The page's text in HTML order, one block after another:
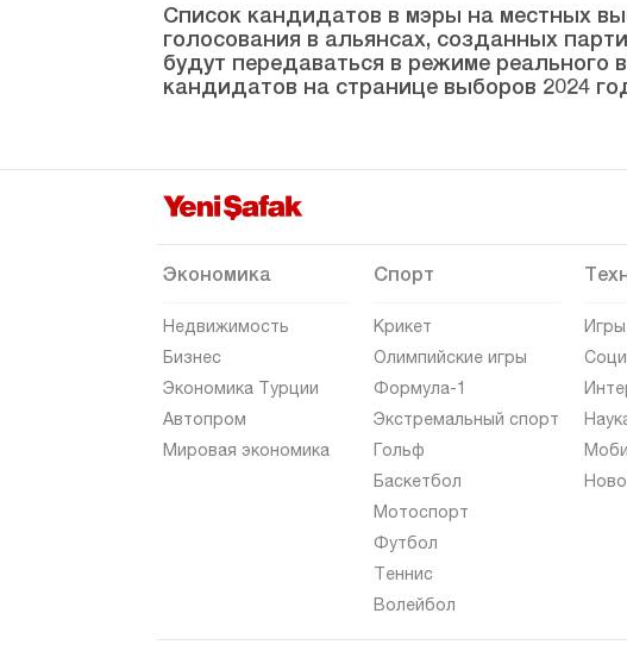
Список кандидатов в мэры на местных
голосования в альянсах, созданных
будут передаваться в режиме реального
кандидатов на странице выборов 2024
Экономика
Недвижимость
Бизнес
Экономика Турции
Автопром
Мировая экономика
Спорт
Крикет
Олимпийские игры
Формула-1
Экстремальный спорт
Гольф
Баскетбол
Мотоспорт
Футбол
Теннис
Волейбол
Игры